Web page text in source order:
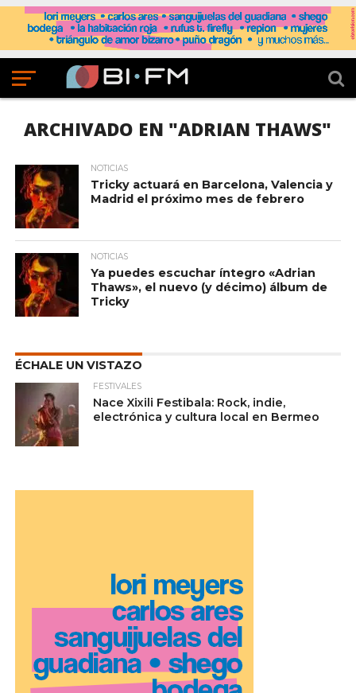
ARCHIVADO EN "ADRIAN THAWS"
NOTICIAS
Tricky actuará en Barcelona, Valencia y
Madrid el próximo mes de febrero
NOTICIAS
Ya puedes escuchar íntegro «Adrian
Thaws», el nuevo (y décimo) álbum de
Tricky
ÉCHALE UN VISTAZO
FESTIVALES
Nace Xixili Festibala: Rock, indie,
electrónica y cultura local en Bermeo